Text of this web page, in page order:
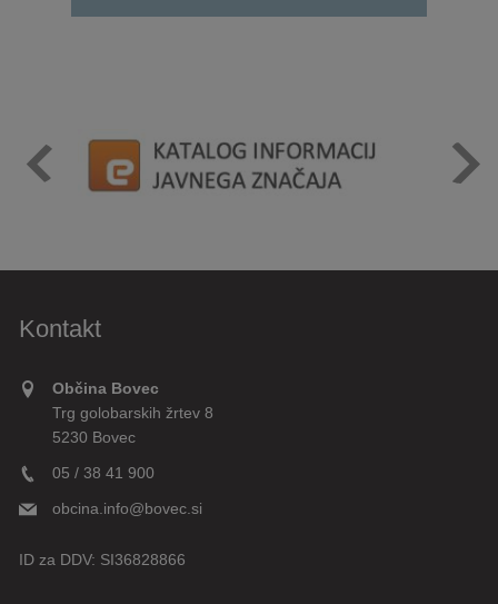
Kontakt
Občina Bovec
Trg golobarskih žrtev 8
5230 Bovec
05 / 38 41 900
obcina.info@bovec.si
ID za DDV: SI36828866